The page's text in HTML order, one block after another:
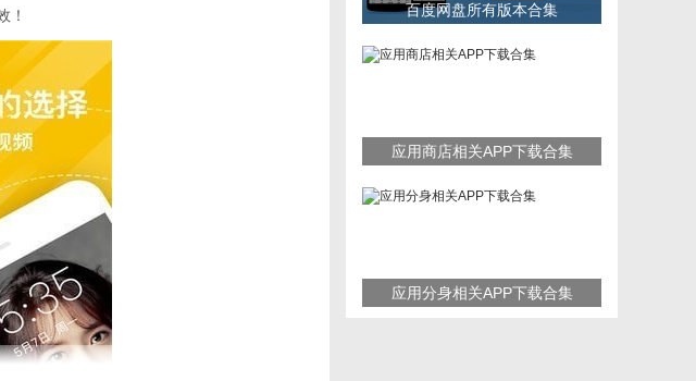
！
百度网盘所有版本合集
应用商店相关APP下载合集
应用分身相关APP下载合集